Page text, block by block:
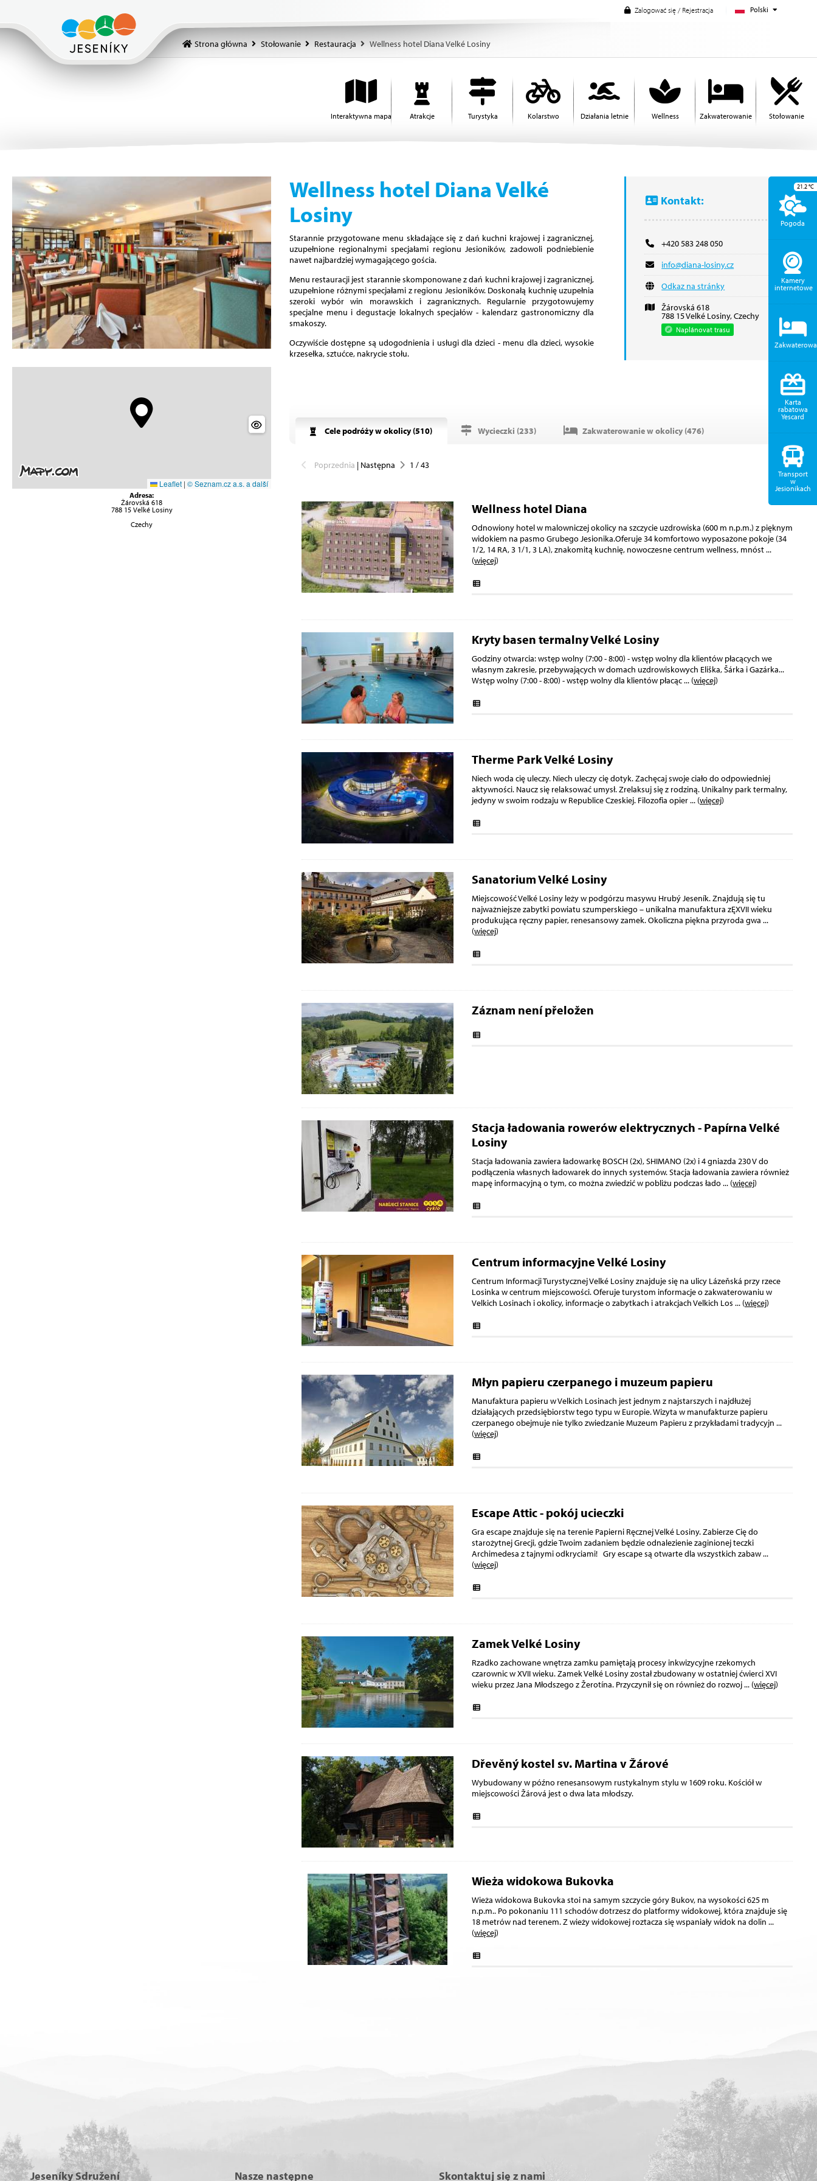
Polski
Zalogować się / Rejestracja
Strona główna Stołowanie Restauracja Wellness hotel Diana Velké Losiny
Interaktywna mapa Atrakcje Turystyka Kolarstwo Działania letnie Wellness Zakwaterowanie Stołowanie
Leaflet | © Seznam.cz a.s. a další
Adresa:
Žárovská 618
788 15 Velké Losiny
Czechy
Kontakt:
+420 583 248 050
info@diana-losiny.cz
Odkaz na stránky
Žárovská 618
788 15 Velké Losiny, Czechy
Naplánovat trasu
Wellness hotel Diana Velké
Losiny
Starannie przygotowane menu składające się z dań kuchni krajowej i zagranicznej,
uzupełnione regionalnymi specjałami regionu Jesioników, zadowoli podniebienie
nawet najbardziej wymagającego gościa.
Menu restauracji jest starannie skomponowane z dań kuchni krajowej i zagranicznej,
uzupełnione różnymi specjałami z regionu Jesioników. Doskonałą kuchnię uzupełnia
szeroki wybór win morawskich i zagranicznych. Regularnie przygotowujemy
specjalne menu i degustacje lokalnych specjałów - kalendarz gastronomiczny dla
smakoszy.
Oczywiście dostępne są udogodnienia i usługi dla dzieci - menu dla dzieci, wysokie
krzesełka, sztućce, nakrycie stołu.
Cele podróży w okolicy (510) Wycieczki (233) Zakwaterowanie w okolicy (476)
Poprzednia | Następna 1 /43
Wellness hotel Diana
Odnowiony hotel w malowniczej okolicy na szczycie uzdrowiska (600 m n.p.m.) z pięknym
widokiem na pasmo Grubego Jesionika.Oferuje 34 komfortowo wyposażone pokoje (34
1/2, 14 RA, 3 1/1, 3 LA), znakomitą kuchnię, nowoczesne centrum wellness, mnóst...
(więcej)
Kryty basen termalny Velké Losiny
Godziny otwarcia: wstęp wolny (7:00 - 8:00) - wstęp wolny dla klientów płacących we
własnym zakresie, przebywających w domach uzdrowiskowych Eliška, Šárka i Gazárka...
Wstęp wolny (7:00 - 8:00) - wstęp wolny dla klientów płacąc... (więcej)
Therme Park Velké Losiny
Niech woda cię uleczy. Niech uleczy cię dotyk. Zachęcaj swoje ciało do odpowiedniej
aktywności. Naucz się relaksować umysł. Zrelaksuj się z rodziną. Unikalny park termalny,
jedyny w swoim rodzaju w Republice Czeskiej. Filozofia opier... (więcej)
Sanatorium Velké Losiny
Miejscowość Velké Losiny leży w podgórzu masywu Hrubý Jeseník. Znajdują się tu
najważniejsze zabytki powiatu szumperskiego – unikalna manufaktura zĘXVII wieku
produkująca ręczny papier, renesansowy zamek. Okoliczna piękna przyroda gwa ...
(więcej)
Záznam není přeložen
Stacja ładowania rowerów elektrycznych - Papírna Velké
Losiny
Stacja ładowania zawiera ładowarkę BOSCH (2x), SHIMANO (2x) i 4 gniazda 230 V do
podłączenia własnych ładowarek do innych systemów. Stacja ładowania zawiera również
mapę informacyjną o tym, co można zwiedzić w pobliżu podczas łado... (więcej)
Centrum informacyjne Velké Losiny
Centrum Informacji Turystycznej Velké Losiny znajduje się na ulicy Lázeňská przy rzece
Losinka w centrum miejscowości. Oferuje turystom informacje o zakwaterowaniu w
Velkich Losinach i okolicy, informacje o zabytkach i atrakcjach Velkich Los ... (więcej)
Młyn papieru czerpanego i muzeum papieru
Manufaktura papieru w Velkich Losinach jest jednym z najstarszych i najdłużej
działających przedsiębiorstw tego typu w Europie. Wizyta w manufakturze papieru
czerpanego obejmuje nie tylko zwiedzanie Muzeum Papieru z przykładami tradycyjn ...
(więcej)
Escape Attic - pokój ucieczki
Gra escape znajduje się na terenie Papierni Ręcznej Velké Losiny. Zabierze Cię do
starożytnej Grecji, gdzie Twoim zadaniem będzie odnalezienie zaginionej teczki
Archimedesa z tajnymi odkryciami! Gry escape są otwarte dla wszystkich zabaw...
(więcej)
Zamek Velké Losiny
Rzadko zachowane wnętrza zamku pamiętają procesy inkwizycyjne rzekomych
czarownic w XVII wieku. Zamek Velké Losiny został zbudowany w ostatniej ćwierci XVI
wieku przez Jana Młodszego z Žerotína. Przyczynił się on również do rozwoj... (więcej)
Dřevěný kostel sv. Martina v Žárové
Wybudowany w późno renesansowym rustykalnym stylu w 1609 roku. Kościół w
miejscowości Žárová jest o dwa lata młodszy.
Wieża widokowa Bukovka
Wieża widokowa Bukovka stoi na samym szczycie góry Bukov, na wysokości 625 m
n.p.m.. Po pokonaniu 111 schodów dotrzesz do platformy widokowej, która znajduje się
18 metrów nad terenem. Z wieży widokowej roztacza się wspaniały widok na dolin ...
(więcej)
Jeseníky Sdružení Nasze następne Skontaktuj się z nami
Pogoda
21.2°C
Kamery
internetowe
Karta
rabatowa
Yescard
Transport
w
Jesionikach